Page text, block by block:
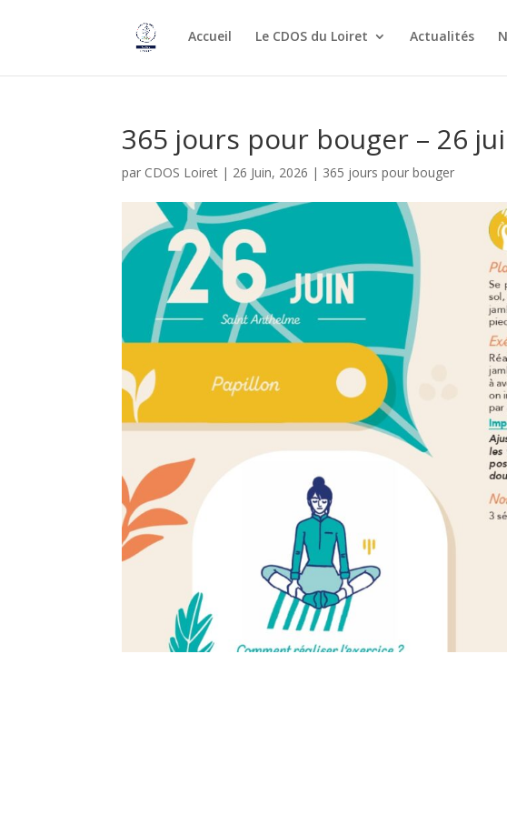
Accueil Le CDOS du Loiret Actualités
365 jours pour bouger – 26
par CDOS Loiret | 26 Juin, 2026 | 365 jours pour bouger